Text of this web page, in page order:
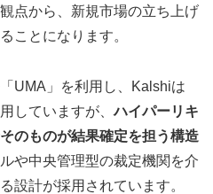
点から、新規市場の立ち上げ
ことになります。
UMA」を利用し、Kalshiは
していますが、ハイパーリキ
のものが結果確定を担う構造
や中央管理型の裁定機関を介
設計が採用されています。